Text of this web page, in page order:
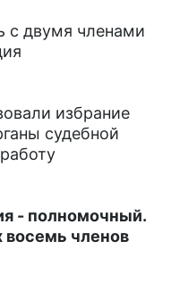
с двумя членами
избрание
судебной
- полномочный.
восемь членов